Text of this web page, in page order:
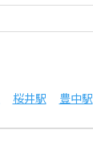
桜井駅 豊中駅